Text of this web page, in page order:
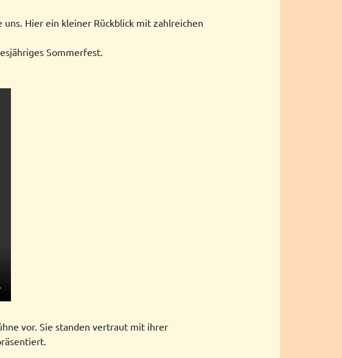
Hier ein kleiner Rückblick mit zahlreichen
Sommerfest.
vor. Sie standen vertraut mit ihrer